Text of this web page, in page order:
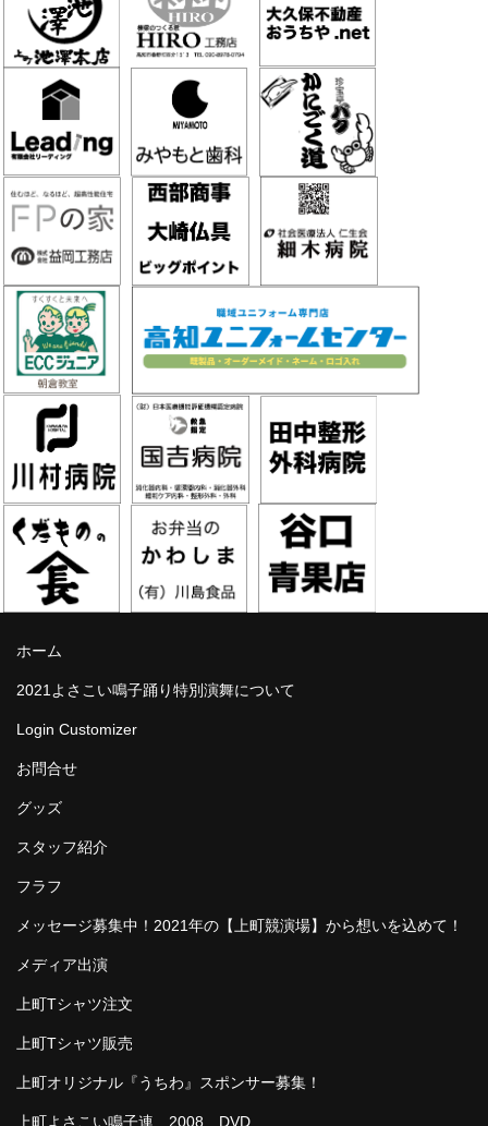
ホーム
2021よさこい鳴子踊り特別演舞について
Login Customizer
お問合せ
グッズ
スタッフ紹介
フラフ
メッセージ募集中！2021年の【上町競演場】から想いを込めて！
メディア出演
上町Tシャツ注文
上町Tシャツ販売
上町オリジナル『うちわ』スポンサー募集！
上町よさこい鳴子連 2008 DVD